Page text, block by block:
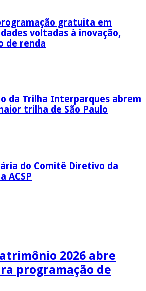
gratuita em
voltadas à inovação,
de renda
da Trilha Interparques abrem
trilha de São Paulo
do Comitê Diretivo da
ACSP
2026 abre
programação de